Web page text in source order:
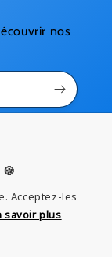
nos
Acceptez-les
savoir plus